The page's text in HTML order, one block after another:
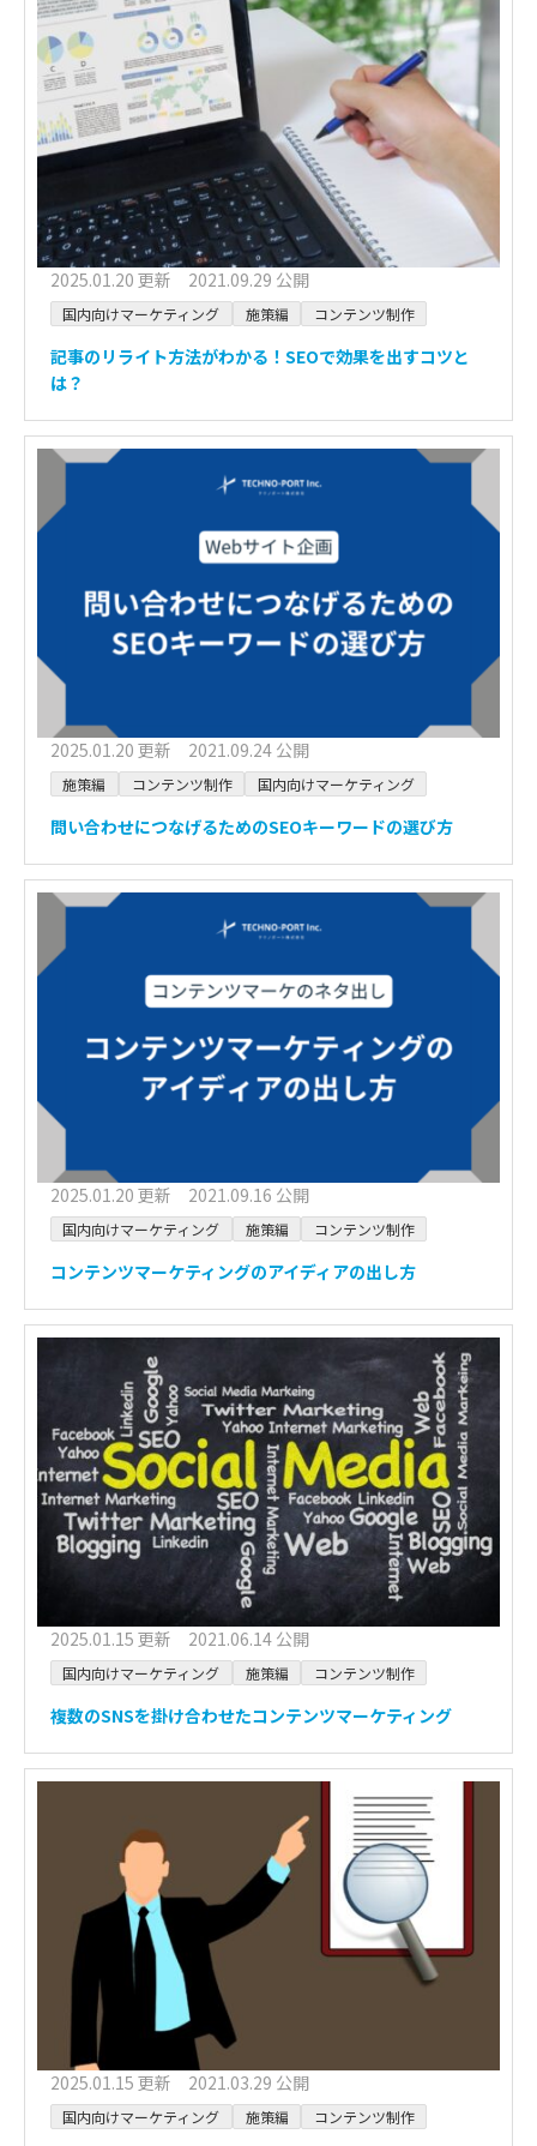
2025.01.20 更新 2021.09.29 公開
国内向けマーケティング 施策編 コンテンツ制作
記事のリライト方法がわかる！SEOで効果を出すコツと
は？
2025.01.20 更新 2021.09.24 公開
施策編 コンテンツ制作 国内向けマーケティング
問い合わせにつなげるためのSEOキーワードの選び方
2025.01.20 更新 2021.09.16 公開
国内向けマーケティング 施策編 コンテンツ制作
コンテンツマーケティングのアイディアの出し方
2025.01.15 更新 2021.06.14 公開
国内向けマーケティング 施策編 コンテンツ制作
複数のSNSを掛け合わせたコンテンツマーケティング
2025.01.15 更新 2021.03.29 公開
国内向けマーケティング 施策編 コンテンツ制作